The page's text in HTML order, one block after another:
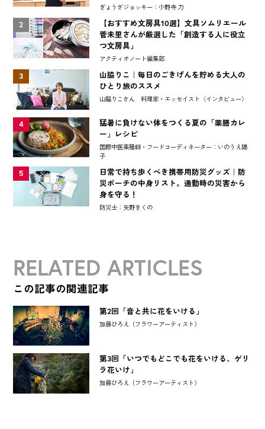
ぎょうざジョッキー：小野寺 力
2
【おすすめ文房具10選】文具ソムリエール
菅未里さんが厳選した「創造する人に役立
つ文房具」
アクティオノート編集部
3
山脇りこ｜毎日のごきげんを貯める大人の
ひとり旅のススメ
山脇りこさん 料理家・エッセイスト〈インタビュー〉
4
猛暑に負けない体をつくる夏の「薬膳カレ
ー」レシピ
国際中医薬膳師・フードコーディネーター：いのうえ陽
子
5
日常で持ち歩くべき携帯用防災グッズ｜防
災ポーチの中身リスト。通勤時の災害から
身を守る！
防災士：矢野きくの
RELATED ARTICLES
この記事の関連記事
第2回「音と共に花をいける」
加藤ひろえ（フラワーアーティスト）
第3回「いつでもどこでも花をいける、ゲリ
ラ花いけ」
加藤ひろえ（フラワーアーティスト）